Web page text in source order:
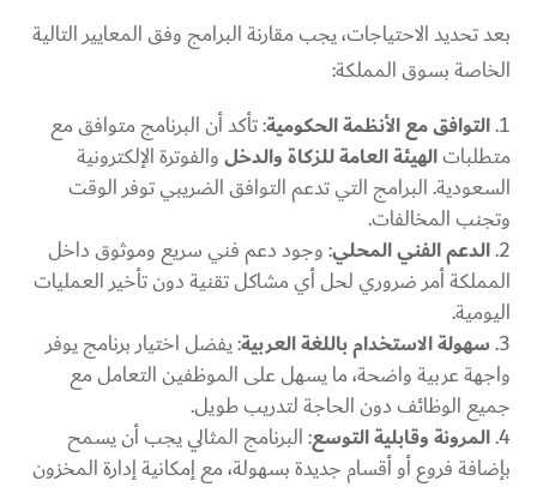
بعد تحديد الاحتياجات، يجب مقارنة البرامج وفق المعايير التالية
الخاصة بسوق المملكة:
التوافق مع الأنظمة الحكومية: تأكد أن البرنامج متوافق مع
متطلباتالهيئة العامة للزكاة والدخلوالفوترة الإلكترونية
السعودية. البرامج التي تدعم التوافق الضريبي توفر الوقت
وتجنب المخالفات.
الدعم الفني المحلي: وجود دعم فني سريع وموثوق داخل
المملكة أمر ضروري لحل أي مشاكل تقنية دون تأخير العمليات
اليومية.
سهولة الاستخدام باللغة العربية: يفضل اختيار برنامج يوفر
واجهة عربية واضحة، ما يسهل على الموظفين التعامل مع
جميع الوظائف دون الحاجة لتدريب طويل.
المرونة وقابلية التوسع: البرنامج المثالي يجب أن يسمح
بإضافة فروع أو أقسام جديدة بسهولة، مع إمكانية إدارة المخزون